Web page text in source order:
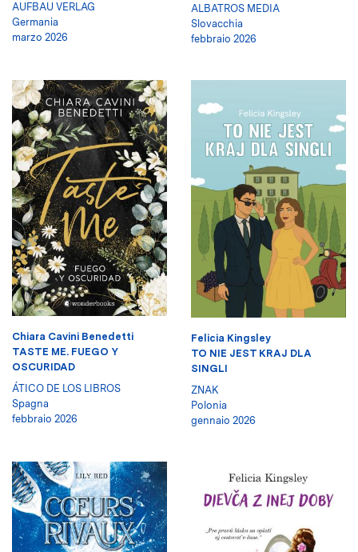
AUFBAU VERLAG
Germania
marzo 2026
ALBATROS MEDIA
Slovacchia
febbraio 2026
Chiara Cavini Benedetti
TASTE ME. FUEGO Y
OSCURIDAD
ÁTICO DE LOS LIBROS
Spagna
febbraio 2026
Felicia Kingsley
TO NIE JEST KRAJ DLA
SINGLI
ZNAK
Polonia
gennaio 2026